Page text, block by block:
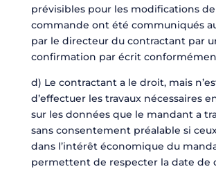
prévisibles pour les modifications
commande ont été communiqués
par le directeur du contractant par
confirmation par écrit
d) Le contractant a le droit, mais
d’effectuer les travaux nécessaires
sur les données que le mandant a
sans consentement préalable si
dans l’intérêt économique du
permettent de respecter la date de